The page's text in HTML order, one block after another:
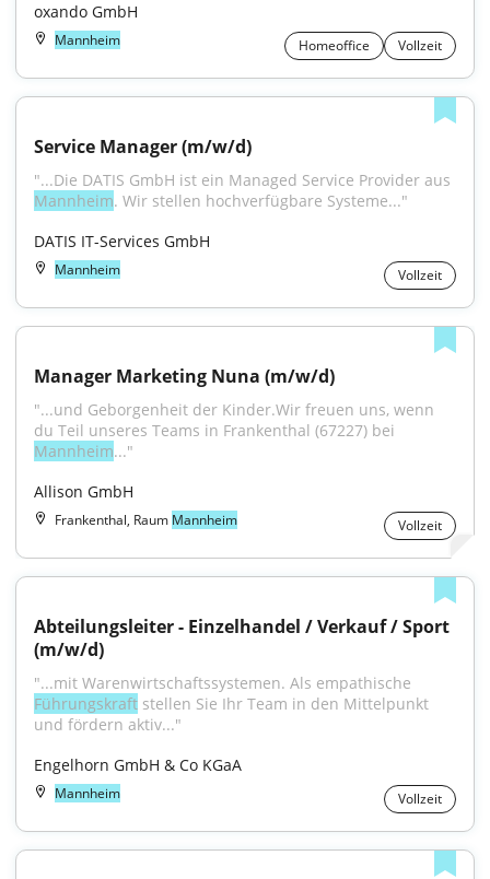
oxando GmbH
Mannheim Homeoffice Vollzeit
Service Manager (m/w/d)
Mannheim. Wir stellen hochverfügbare Systeme..."
DATIS IT-Services GmbH
Mannheim Vollzeit
Manager Marketing Nuna (m/w/d)
"...und Geborgenheit der Kinder.Wir freuen uns, wenn
Mannheim..."
Allison GmbH
Frankenthal, Raum Mannheim Vollzeit
Abteilungsleiter - Einzelhandel / Verkauf / Sport
(m/w/d)
Führungskraft stellen Sie Ihr Team in den Mittelpunkt
und fördern aktiv..."
Engelhorn GmbH & Co KGaA
Mannheim Vollzeit